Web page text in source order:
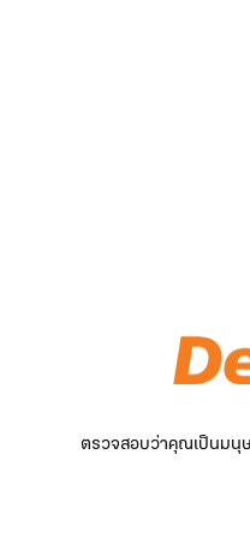
ตรวจสอบว่าคุณเป็นมนุ